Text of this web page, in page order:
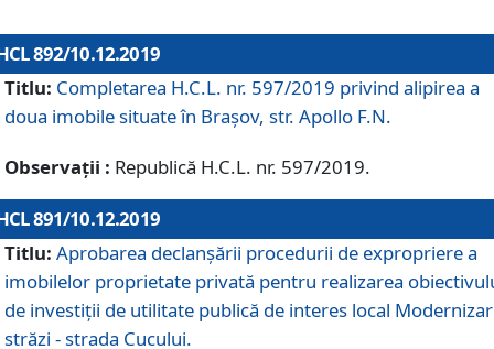
892/10.12.2019
Titlu: Completarea H.C.L. nr. 597/2019 privind alipirea a
doua imobile situate în Brașov, str. Apollo F.N.
Observații : Republică H.C.L. nr. 597/2019.
891/10.12.2019
Titlu: Aprobarea declanșării procedurii de expropriere a
imobilelor proprietate privată pentru realizarea
de investiții de utilitate publică de interes local
străzi - strada Cucului.